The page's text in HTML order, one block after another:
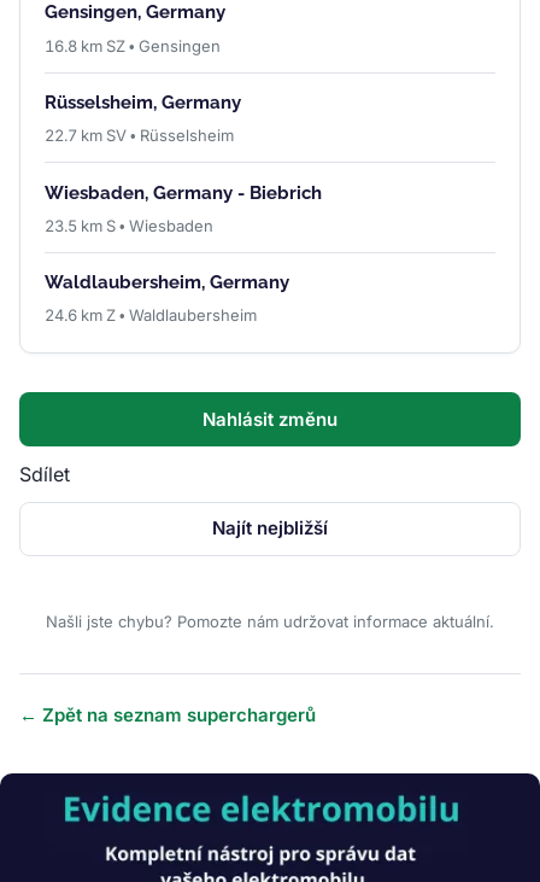
Gensingen, Germany
16.8 km SZ • Gensingen
Rüsselsheim, Germany
22.7 km SV • Rüsselsheim
Wiesbaden, Germany - Biebrich
23.5 km S • Wiesbaden
Waldlaubersheim, Germany
24.6 km Z • Waldlaubersheim
Nahlásit změnu
Sdílet
Najít nejbližší
Našli jste chybu? Pomozte nám udržovat informace aktuální.
← Zpět na seznam superchargerů
Obrázek